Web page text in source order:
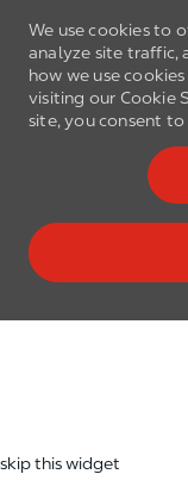
We use cookies to
analyze site traffic,
how we use
visiting our Cookie
site, you consent to
Skip to main
skip this widget